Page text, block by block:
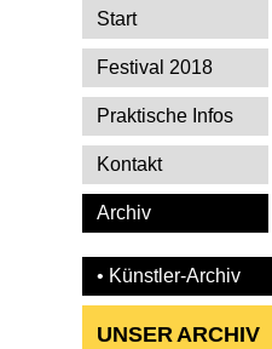
• Künstler-Archiv
UNSER ARCHIV
Start
Festival 2018
Praktische Infos
Kontakt
Archiv